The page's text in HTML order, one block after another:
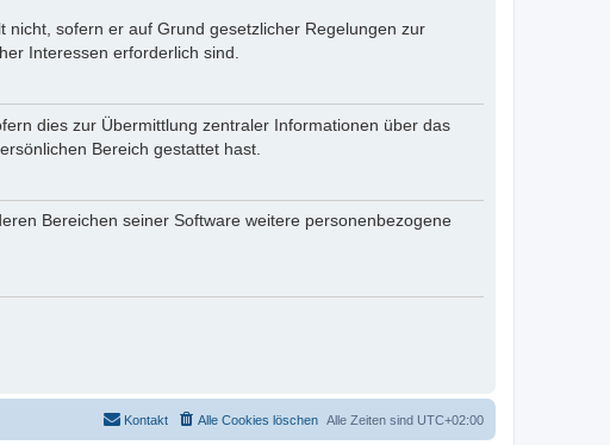
sofern er auf Grund gesetzlicher Regelungen zur
Interessen erforderlich sind.
dies zur Übermittlung zentraler Informationen über das
Bereich gestattet hast.
Bereichen seiner Software weitere personenbezogene
Alle Zeiten sind UTC+02:00
Alle Cookies löschen
Kontakt